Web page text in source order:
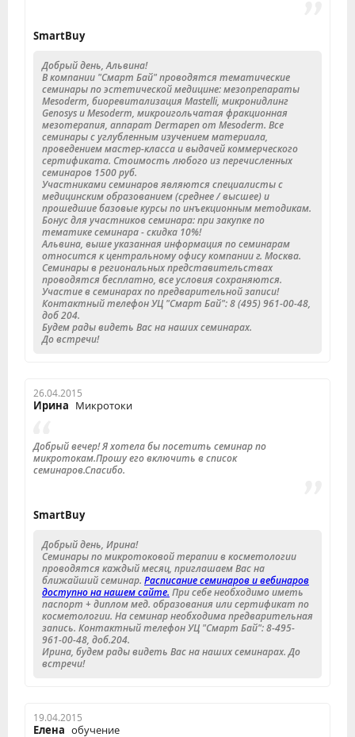
SmartBuy
Добрый день, Альвина!
В компании "Смарт Бай" проводятся тематические
семинары по эстетической медицине: мезопрепараты
Mesoderm, биоревитализация Mastelli, микронидлинг
Genosys и Mesoderm, микроигольчатая фракционная
мезотерапия, аппарат Dermapen от Mesoderm. Все
семинары с углубленным изучением материала,
проведением мастер-класса и выдачей коммерческого
сертификата. Стоимость любого из перечисленных
семинаров 1500 руб.
Участниками семинаров являются специалисты с
медицинским образованием (среднее / высшее) и
прошедшие базовые курсы по инъекционным методикам.
Бонус для участников семинара: при закупке по
тематике семинара - скидка 10%!
Альвина, выше указанная информация по семинарам
относится к центральному офису компании г. Москва.
Семинары в региональных представительствах
проводятся бесплатно, все условия сохраняются.
Участие в семинарах по предварительной записи!
Контактный телефон УЦ "Смарт Бай": 8 (495) 961-00-48,
доб 204.
Будем рады видеть Вас на наших семинарах.
До встречи!
26.04.2015
Ирина Микротоки
Добрый вечер! Я хотела бы посетить семинар по
микротокам.Прошу его включить в список
семинаров.Спасибо.
SmartBuy
Добрый день, Ирина!
Семинары по микротоковой терапии в косметологии
проводятся каждый месяц, приглашаем Вас на
ближайший семинар. Расписание семинаров и вебинаров
доступно на нашем сайте. При себе необходимо иметь
паспорт + диплом мед. образования или сертификат по
косметологии. На семинар необходима предварительная
запись. Контактный телефон УЦ "Смарт Бай": 8-495-
961-00-48, доб.204.
Ирина, будем рады видеть Вас на наших семинарах. До
встречи!
19.04.2015
Елена обучение